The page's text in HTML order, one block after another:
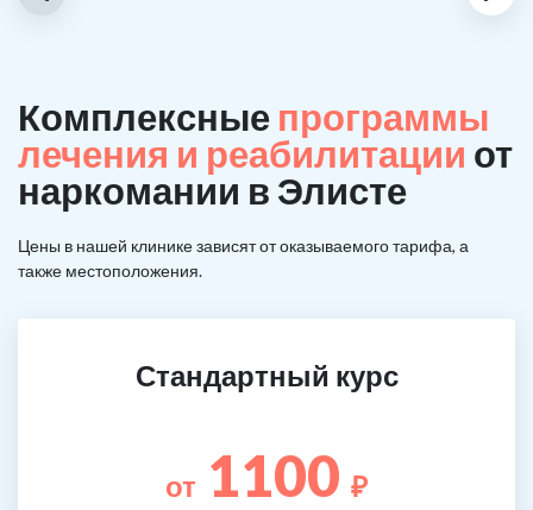
Комплексные программы
лечения и реабилитации от
наркомании в Элисте
Цены в нашей клинике зависят от оказываемого тарифа, а
также местоположения.
Стандартный курс
от 1100 ₽